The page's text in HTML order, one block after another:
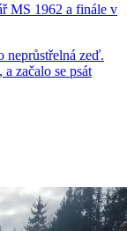
MS 1962 a finále v
neprůstřelná zeď.
začalo se psát